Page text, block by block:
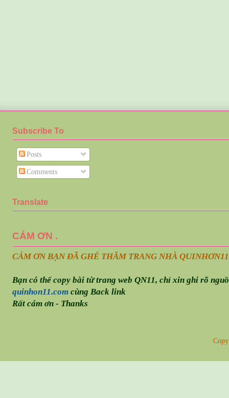
Subscribe To
Posts
Comments
Translate
CÁM ƠN .
CÁM ƠN BẠN ĐÃ GHÉ THĂM TRANG NHÀ QUINHƠN
Bạn có thể copy bài từ trang web QN11, chỉ xin ghi rõ
quinhon11.comcùng Back link
Rất cám ơn - Thanks